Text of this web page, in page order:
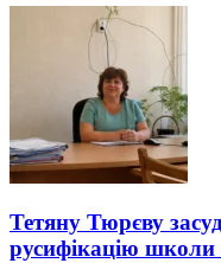
Тетяну Тюрєву
русифікацію школи